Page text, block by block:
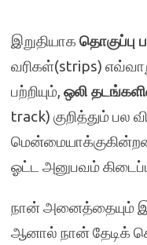
இறுதியாக தொகுப்பு
வரிகள்(strips)
பற்றியும், ஒலி
track) குறித்தும்
ஓட்ட அனுபவம்
நான் அனைத்தையும்
ஆனால் நான் தேடிக்